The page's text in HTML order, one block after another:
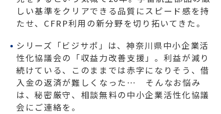
しい基準をクリアできる品質にスピード感を持
たせ、CFRP利用の新分野を切り拓いてきた。
シリーズ「ビジサポ」は、神奈川県中小企業活
性化協議会の「収益力改善支援」。利益が減り
続けている、このままでは赤字になりそう、借
入金の返済が難しくなった… そんなお悩み
は、秘密厳守、相談無料の中小企業活性化協議
会にご連絡を。